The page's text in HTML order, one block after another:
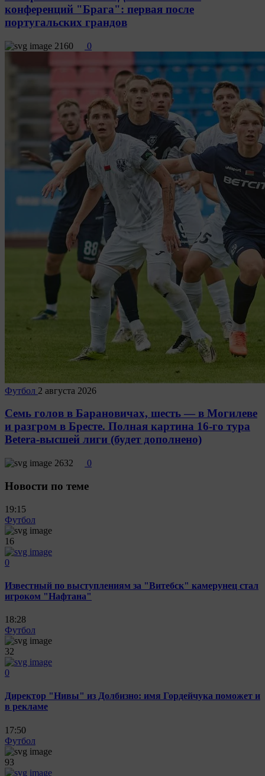
конференций "Брага": первая после
португальских грандов
2160 0
Футбол 2 августа 2026
Семь голов в Барановичах, шесть — в Могилеве
и разгром в Бресте. Полная картина 16-го тура
Betera-высшей лиги (будет дополнено)
2632 0
Новости по теме
19:15
Футбол
16
0
Известный по выступлениям за "Витебск" камерунец стал
игроком "Нафтана"
18:28
Футбол
32
0
Директор "Нивы" из Долбизно: имя Гордейчука поможет и
в рекламе
17:50
Футбол
93